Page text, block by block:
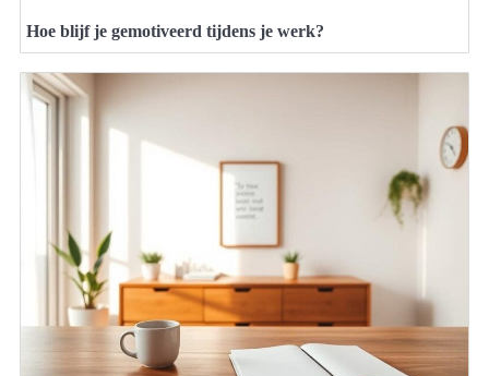
Hoe blijf je gemotiveerd tijdens je werk?